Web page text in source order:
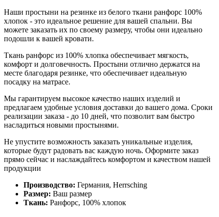
Наши простыни на резинке из белого ткани ранфорс 100%
хлопок - это идеальное решение для вашей спальни. Вы
можете заказать их по своему размеру, чтобы они идеально
подошли к вашей кровати.
Ткань ранфорс из 100% хлопка обеспечивает мягкость,
комфорт и долговечность. Простыни отлично держатся на
месте благодаря резинке, что обеспечивает идеальную
посадку на матрасе.
Мы гарантируем высокое качество наших изделий и
предлагаем удобные условия доставки до вашего дома. Сроки
реализации заказа - до 10 дней, что позволит вам быстро
насладиться новыми простынями.
Не упустите возможность заказать уникальные изделия,
которые будут радовать вас каждую ночь. Оформите заказ
прямо сейчас и наслаждайтесь комфортом и качеством нашей
продукции
Производство: Германия, Herrsching
Размер: Ваш размер
Ткань: Ранфорс, 100% хлопок